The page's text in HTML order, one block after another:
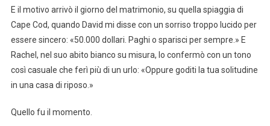
E il motivo arrivò il giorno del matrimonio, su quella spiaggia di
Cape Cod, quando David mi disse con un sorriso troppo lucido per
essere sincero: «50.000 dollari. Paghi o sparisci per sempre.» E
Rachel, nel suo abito bianco su misura, lo confermò con un tono
così casuale che ferì più di un urlo: «Oppure goditi la tua solitudine
in una casa di riposo.»
Quello fu il momento.